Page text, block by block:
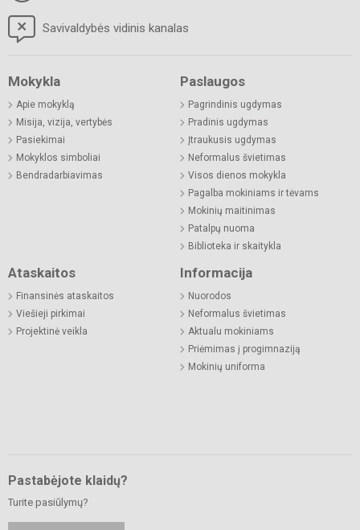
Savivaldybės vidinis kanalas
Mokykla
Apie mokyklą
Misija, vizija, vertybės
Pasiekimai
Mokyklos simboliai
Bendradarbiavimas
Paslaugos
Pagrindinis ugdymas
Pradinis ugdymas
Įtraukusis ugdymas
Neformalus švietimas
Visos dienos mokykla
Pagalba mokiniams ir tėvams
Mokinių maitinimas
Patalpų nuoma
Biblioteka ir skaitykla
Ataskaitos
Finansinės ataskaitos
Viešieji pirkimai
Projektinė veikla
Informacija
Nuorodos
Neformalus švietimas
Aktualu mokiniams
Priėmimas į progimnaziją
Mokinių uniforma
Pastabėjote klaidų?
Turite pasiūlymų?